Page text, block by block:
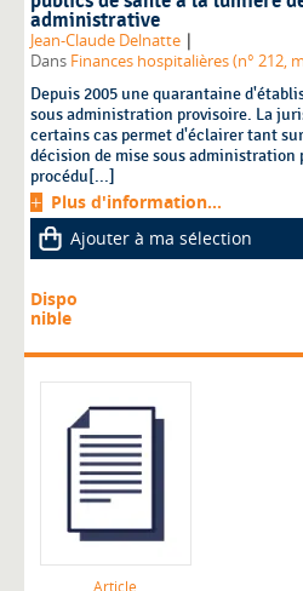
administrative
Jean-Claude Delnatte |
Dans Finances hospitalières (n° 212,
Depuis 2005 une quarantaine
sous administration provisoire. La
certains cas permet d'éclairer tant
décision de mise sous administration
procédu[...]
Plus d'information...
Ajouter à ma sélection
Dispo
nible